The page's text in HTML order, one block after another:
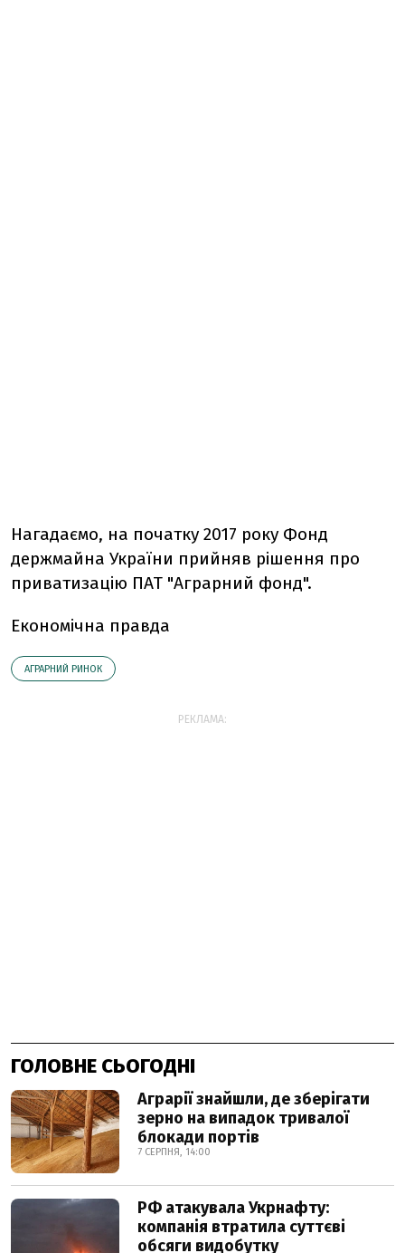
Нагадаємо, на початку 2017 року Фонд
держмайна України прийняв рішення про
приватизацію ПАТ "Аграрний фонд".
Економічна правда
АГРАРНИЙ РИНОК
РЕКЛАМА:
ГОЛОВНЕ СЬОГОДНІ
Аграрії знайшли, де зберігати
зерно на випадок тривалої
блокади портів
7 СЕРПНЯ, 14:00
РФ атакувала Укрнафту:
компанія втратила суттєві
обсяги видобутку